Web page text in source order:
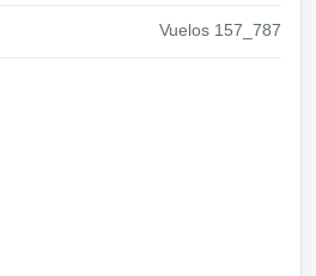
Vuelos 157_787